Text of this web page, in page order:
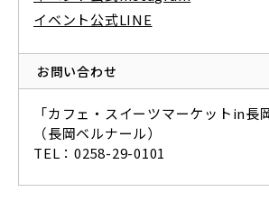
イベント公式LINE
お問い合わせ
「カフェ・スイーツマーケットin長
（長岡ベルナール）
TEL：0258-29-0101